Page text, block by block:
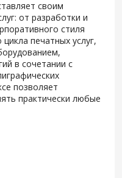
своим
от разработки и
стиля
печатных услуг,
в сочетании с
позволяет
практически любые